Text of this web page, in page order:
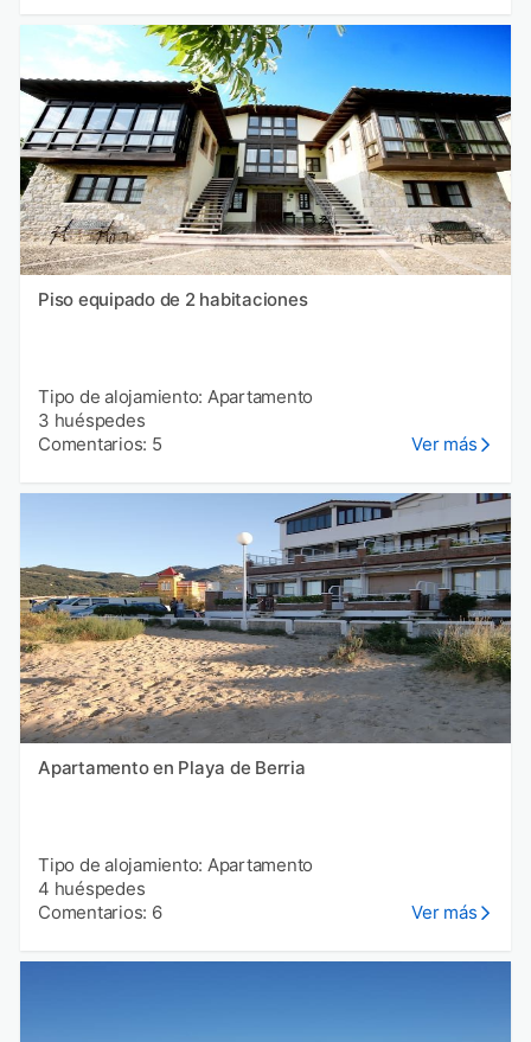
Piso equipado de 2 habitaciones
Tipo de alojamiento: Apartamento
3 huéspedes
Comentarios: 5
Ver más
Apartamento en Playa de Berria
Tipo de alojamiento: Apartamento
4 huéspedes
Comentarios: 6
Ver más